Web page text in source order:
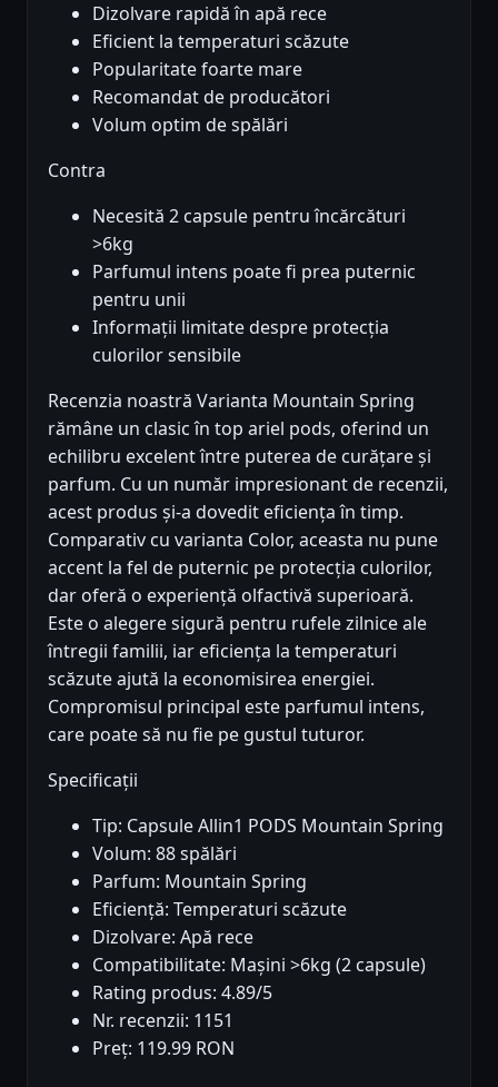
Dizolvare rapidă în apă rece
Eficient la temperaturi scăzute
Popularitate foarte mare
Recomandat de producători
Volum optim de spălări
Contra
Necesită 2 capsule pentru încărcături
>6kg
Parfumul intens poate fi prea puternic
pentru unii
Informații limitate despre protecția
culorilor sensibile
Recenzia noastră Varianta Mountain Spring
rămâne un clasic în top ariel pods, oferind un
echilibru excelent între puterea de curățare și
parfum. Cu un număr impresionant de recenzii,
acest produs și-a dovedit eficiența în timp.
Comparativ cu varianta Color, aceasta nu pune
accent la fel de puternic pe protecția culorilor,
dar oferă o experiență olfactivă superioară.
Este o alegere sigură pentru rufele zilnice ale
întregii familii, iar eficiența la temperaturi
scăzute ajută la economisirea energiei.
Compromisul principal este parfumul intens,
care poate să nu fie pe gustul tuturor.
Specificații
Tip: Capsule Allin1 PODS Mountain Spring
Volum: 88 spălări
Parfum: Mountain Spring
Eficiență: Temperaturi scăzute
Dizolvare: Apă rece
Compatibilitate: Mașini >6kg (2 capsule)
Rating produs: 4.89/5
Nr. recenzii: 1151
Preț: 119.99 RON